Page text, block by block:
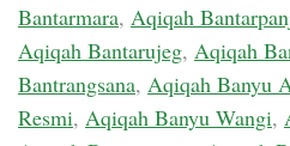
Bantarmara, Aqiqah
Aqiqah Bantarujeg, Aqiqah
Bantrangsana, Aqiqah Banyu
Resmi, Aqiqah Banyu Wangi,